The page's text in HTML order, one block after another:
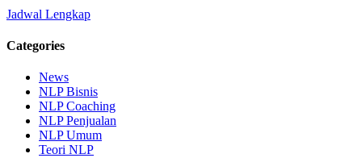
Jadwal Lengkap
Categories
News
NLP Bisnis
NLP Coaching
NLP Penjualan
NLP Umum
Teori NLP